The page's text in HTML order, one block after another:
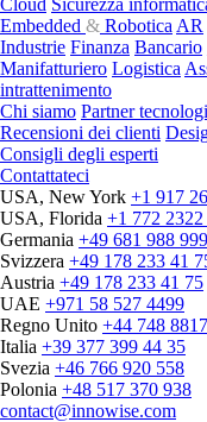
Cloud Sicurezza
Embedded & Robotica AR
Industrie Finanza Bancario
Manifatturiero Logistica
intrattenimento
Chi siamo Partner
Recensioni dei clienti
Consigli degli esperti
Contattateci
USA, New York +1 917
USA, Florida +1 772
Germania +49 681 988
Svizzera +49 178 233 41
Austria +49 178 233 41 75
UAE +971 58 527 4499
Regno Unito +44 748
Italia +39 377 399 44 35
Svezia +46 766 920 558
Polonia +48 517 370 938
contact@innowise.com